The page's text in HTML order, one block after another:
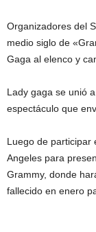
Organizadores del
medio siglo de
Gaga al elenco y
Lady gaga se unió
espectáculo que
Luego de participar
Angeles para
Grammy, donde
fallecido en enero